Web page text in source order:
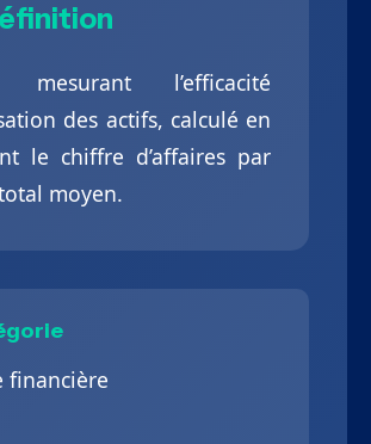
mesurant l’efficacité
des actifs, calculé en
le chiffre d’affaires par
moyen.
financière